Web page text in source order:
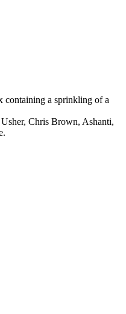
a sprinkling of a
Chris Brown, Ashanti,